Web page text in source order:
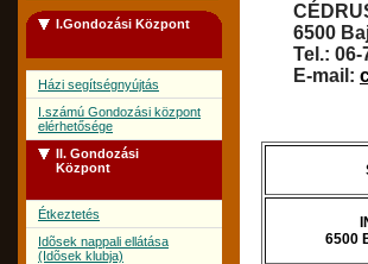
I.Gondozási Központ
Házi segítségnyújtás
I.számú Gondozási központ
elérhetősége
II. Gondozási
Központ
Étkeztetés
Idõsek nappali ellátása
(Idõsek klubja)
6500
Tel.: 06-
E-mail:
6500